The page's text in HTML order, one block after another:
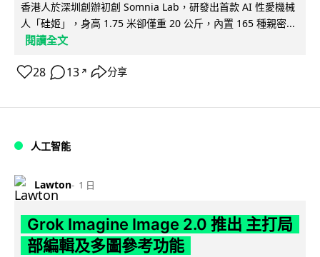
香港人於深圳創辦初創 Somnia Lab，研發出首款 AI 性愛機械
人「硅姬」，身高 1.75 米卻僅重 20 公斤，內置 165 種親密...
閱讀全文
28 13 ↗ 分享
人工智能
Lawton 1 日
Grok Imagine Image 2.0 推出 主打局
部編輯及多圖參考功能